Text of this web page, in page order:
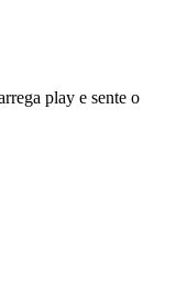
play e sente o